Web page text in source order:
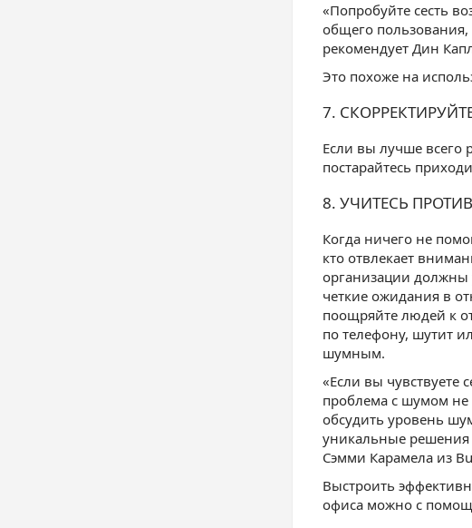
«Попробуйте сесть
общего
рекомендует Дин
Это похоже на
7.
Если вы лучше всего
постарайтесь
8. УЧИТЕСЬ
Когда ничего не
кто отвлекает
организации должны
четкие ожидания в
поощряйте людей к
по телефону, шутит
шумным.
«Если вы чувствуете
проблема с шумом не
обсудить уровень
уникальные решения
Сэмми Карамела из
Выстроить
офиса можно с